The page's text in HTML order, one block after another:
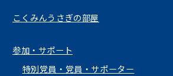
こくみんうさぎの部屋
参加・サポート
特別党員・党員・サポーター